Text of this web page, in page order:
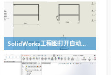
SolidWorks工程图打开自动全屏方法